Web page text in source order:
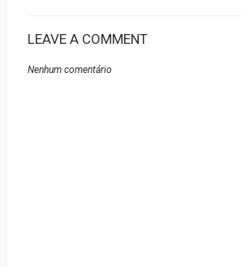
LEAVE A COMMENT
Nenhum comentário